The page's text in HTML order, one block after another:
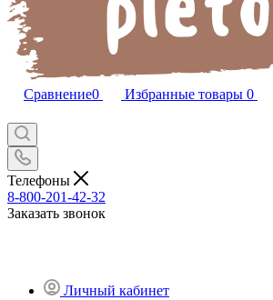
Сравнение0 Избранные товары 0
Телефоны
8-800-201-42-32
Заказать звонок
Личный кабинет